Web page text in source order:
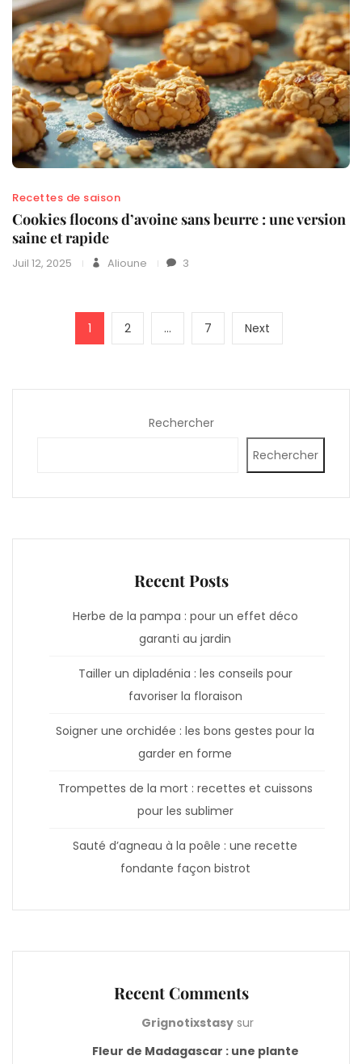
Recettes de saison
Cookies flocons d’avoine sans beurre : une version
saine et rapide
Juil 12, 2025 Alioune 3
Pagination
des
Page
1 Page
2 … Page
7 Next
page
Rechercher
Rechercher
Recent Posts
Herbe de la pampa : pour un effet déco
garanti au jardin
Tailler un dipladénia : les conseils pour
favoriser la floraison
Soigner une orchidée : les bons gestes pour la
garder en forme
Trompettes de la mort : recettes et cuissons
pour les sublimer
Sauté d’agneau à la poêle : une recette
fondante façon bistrot
Recent Comments
Grignotixstasysur
Fleur de Madagascar : une plante